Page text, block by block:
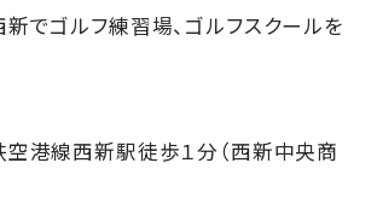
でゴルフ練習場、ゴルフスクールを
港線西新駅徒歩１分（西新中央商